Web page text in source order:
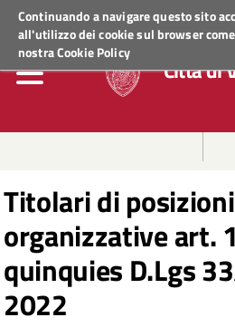
Continuando a navigare questo sito
all'utilizzo dei cookie sul browser
nostraCookie Policy
Regione VenetoACCEDI AI SERVIZI
Città di
Titolari di posizioni
organizzative art.
quinquies D.Lgs
2022